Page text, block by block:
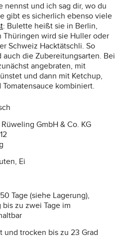
nennst und ich sag dir, wo du
gibt es sicherlich ebenso viele
: Bulette heißt sie in Berlin,
Thüringen wird sie Huller oder
Schweiz Hacktätschli. So
die Zubereitungsarten. Bei
angebraten, mit
und dann mit Ketchup,
kombiniert.
GmbH & Co. KG
Ei
Tage (siehe Lagerung),
zu zwei Tage im
und trocken bis zu 23 Grad